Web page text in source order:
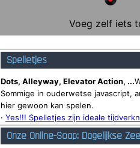
Voeg zelf iets
Spelletjes
Dots, Alleyway, Elevator Action, ...
Sommige in ouderwetse javascript,
hier gewoon kan spelen.
· Yes!!! Spelletjes zijn ideale
Onze Online-Soap: Dagelijkse